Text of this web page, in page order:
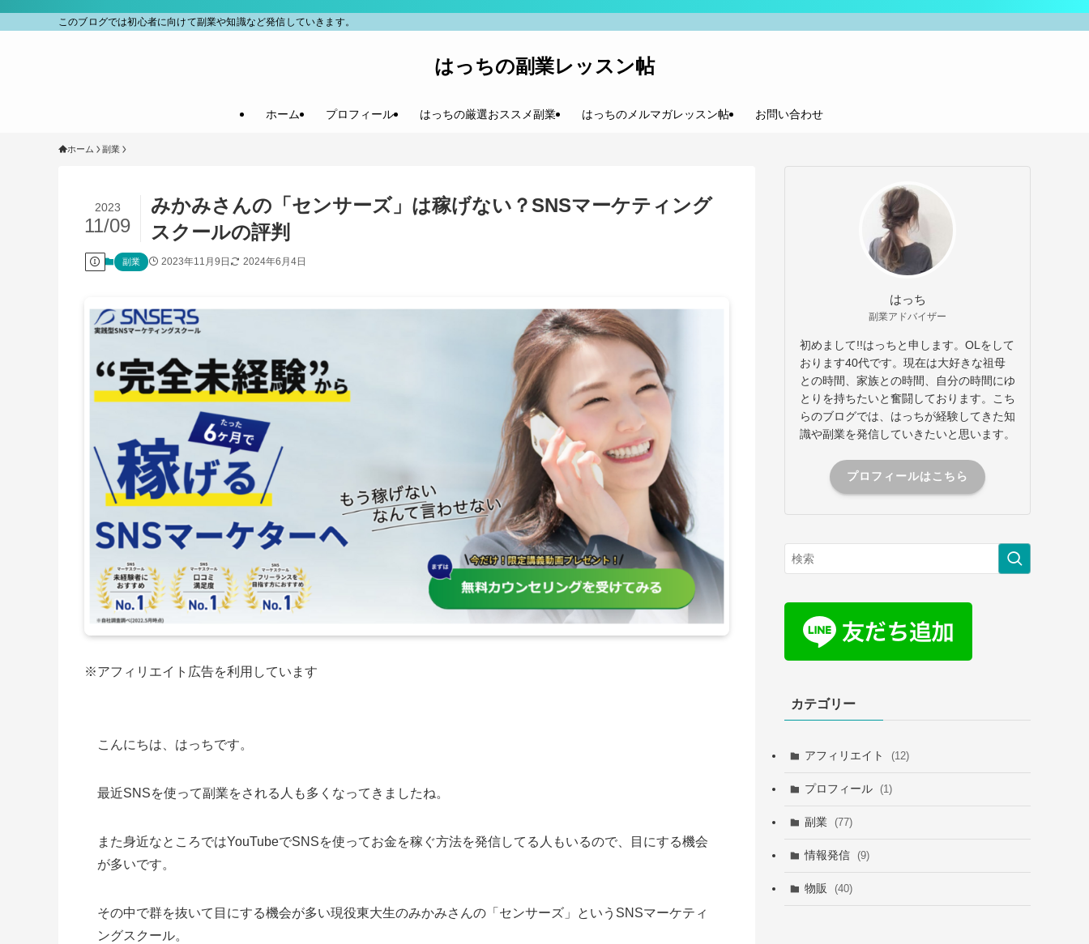
このブログでは初心者に向けて副業や知識など発信していきます。
はっちの副業レッスン帖
ホーム プロフィール はっちの厳選おススメ副業 はっちのメルマガレッスン帖 お問い合わせ
ホーム 副業
みかみさんの「センサーズ」は稼げない？SNSマーケティング
スクールの評判
2023
11/09
副業 2023年11月9日 2024年6月4日
※アフィリエイト広告を利用しています
こんにちは、はっちです。
最近SNSを使って副業をされる人も多くなってきましたね。
また身近なところではYouTubeでSNSを使ってお金を稼ぐ方法を発信してる人もいるので、目にする機会
が多いです。
その中で群を抜いて目にする機会が多い現役東大生のみかみさんの「センサーズ」というSNSマーケティ
ングスクール。
はっち
副業アドバイザー
初めまして!!はっちと申します。OLをして
おります40代です。現在は大好きな祖母
との時間、家族との時間、自分の時間にゆ
とりを持ちたいと奮闘しております。こち
らのブログでは、はっちが経験してきた知
識や副業を発信していきたいと思います。
プロフィールはこちら
カテゴリー
アフィリエイト (12)
プロフィール (1)
副業 (77)
情報発信 (9)
物販 (40)